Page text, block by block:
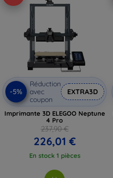
-5%
Réduction
avec
coupon
EXTRA3D
Imprimante 3D ELEGOO Neptune
4 Pro
237,90 €
226,01 €
En stock 1 pièces